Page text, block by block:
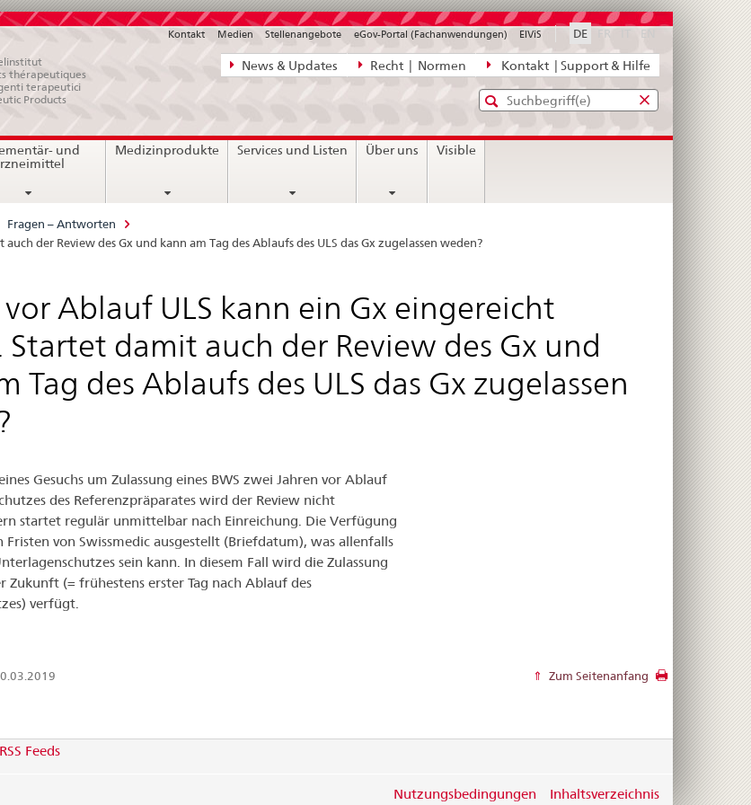
Direktnavigation
News,
Kontakt
News & Updates Recht | Normen Kontakt | Support & Hilfe
DE FRdisabled
disabled
EN disabled
Kontakt Medien Stellenangebote eGov-Portal (Fachanwendungen) ElViS
thérapeutiques
terapeutici
Products
Standard-
Suche
Eingabefenster
diefür
und
Medizinprodukte Services und Listen Über uns Visible
Fragen – Antworten
der Review des Gx und kann am Tag des Ablaufs des ULS das Gx zugelassen weden?
vor Ablauf ULS kann ein Gx eingereicht
damit auch der Review des Gx und
Tag des Ablaufs des ULS das Gx zugelassen
Gesuchs um Zulassung eines BWS zwei Jahren vor Ablauf
des Referenzpräparates wird der Review nicht
startet regulär unmittelbar nach Einreichung. Die Verfügung
Fristen von Swissmedic ausgestellt (Briefdatum), was allenfalls
sein kann. In diesem Fall wird die Zulassung
Zukunft (= frühestens erster Tag nach Ablauf des
verfügt.
Zum Seitenanfang
RSS Feeds
Nutzungsbedingungen Inhaltsverzeichnis